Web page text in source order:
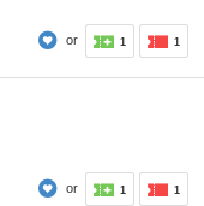
or 1 1
or 1 1